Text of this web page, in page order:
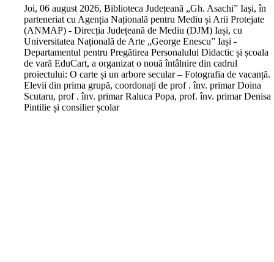
Joi, 06 august 2026, Biblioteca Județeană „Gh. Asachi” Iași, în
parteneriat cu Agenția Națională pentru Mediu și Arii Protejate
(ANMAP) - Direcția Județeană de Mediu (DJM) Iași, cu
Universitatea Națională de Arte „George Enescu” Iași -
Departamentul pentru Pregătirea Personalului Didactic și școala
de vară EduCart, a organizat o nouă întâlnire din cadrul
proiectului: O carte și un arbore secular – Fotografia de vacanță.
Elevii din prima grupă, coordonați de prof . înv. primar Doina
Scutaru, prof . înv. primar Raluca Popa, prof. înv. primar Denisa
Pintilie și consilier școlar